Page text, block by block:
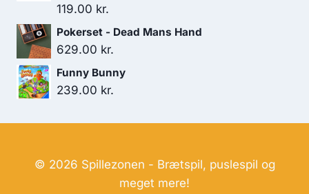
119.00 kr.
Pokerset - Dead Mans Hand
629.00 kr.
Funny Bunny
239.00 kr.
© 2026 Spillezonen - Brætspil, puslespil og
meget mere!